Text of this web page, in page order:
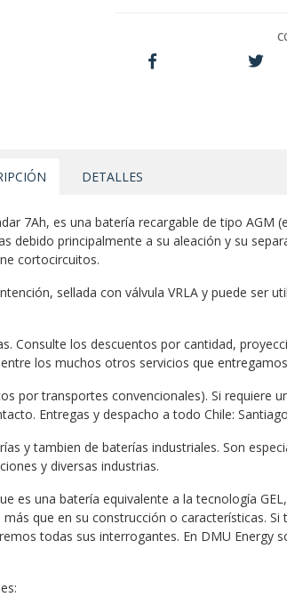
DETALLES
7Ah, es una batería recargable de tipo AGM
principalmente a su aleación y su
cortocircuitos.
sellada con válvula VRLA y puede ser
Consulte los descuentos por cantidad,
los muchos otros servicios que
por transportes convencionales). Si requiere
Entregas y despacho a todo Chile:
y tambien de baterías industriales. Son
y diversas industrias.
es una batería equivalente a la tecnología
que en su construcción o características.
todas sus interrogantes. En DMU Energy